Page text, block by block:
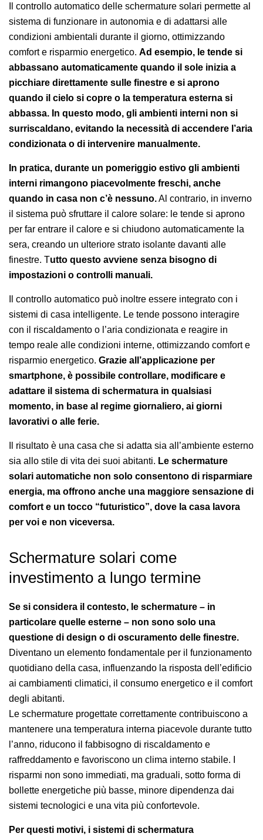
Il controllo automatico delle schermature solari permette al
sistema di funzionare in autonomia e di adattarsi alle
condizioni ambientali durante il giorno, ottimizzando
comfort e risparmio energetico. Ad esempio, le tende si
abbassano automaticamente quando il sole inizia a
picchiare direttamente sulle finestre e si aprono
quando il cielo si copre o la temperatura esterna si
abbassa. In questo modo, gli ambienti interni non si
surriscaldano, evitando la necessità di accendere l’aria
condizionata o di intervenire manualmente.
In pratica, durante un pomeriggio estivo gli ambienti
interni rimangono piacevolmente freschi, anche
quando in casa non c’è nessuno.Al contrario, in inverno
il sistema può sfruttare il calore solare: le tende si aprono
per far entrare il calore e si chiudono automaticamente la
sera, creando un ulteriore strato isolante davanti alle
finestre. Tutto questo avviene senza bisogno di
impostazioni o controlli manuali.
Il controllo automatico può inoltre essere integrato con i
sistemi di casa intelligente. Le tende possono interagire
con il riscaldamento o l’aria condizionata e reagire in
tempo reale alle condizioni interne, ottimizzando comfort e
risparmio energetico. Grazie all’applicazione per
smartphone, è possibile controllare, modificare e
adattare il sistema di schermatura in qualsiasi
momento, in base al regime giornaliero, ai giorni
lavorativi o alle ferie.
Il risultato è una casa che si adatta sia all’ambiente esterno
sia allo stile di vita dei suoi abitanti. Le schermature
solari automatiche non solo consentono di risparmiare
energia, ma offrono anche una maggiore sensazione di
comfort e un tocco “futuristico”, dove la casa lavora
per voi e non viceversa.
Schermature solari come
investimento a lungo termine
Se si considera il contesto, le schermature – in
particolare quelle esterne – non sono solo una
questione di design o di oscuramento delle finestre.
Diventano un elemento fondamentale per il funzionamento
quotidiano della casa, influenzando la risposta dell’edificio
ai cambiamenti climatici, il consumo energetico e il comfort
degli abitanti.
Le schermature progettate correttamente contribuiscono a
mantenere una temperatura interna piacevole durante tutto
l’anno, riducono il fabbisogno di riscaldamento e
raffreddamento e favoriscono un clima interno stabile. I
risparmi non sono immediati, ma graduali, sotto forma di
bollette energetiche più basse, minore dipendenza dai
sistemi tecnologici e una vita più confortevole.
Per questi motivi, i sistemi di schermatura